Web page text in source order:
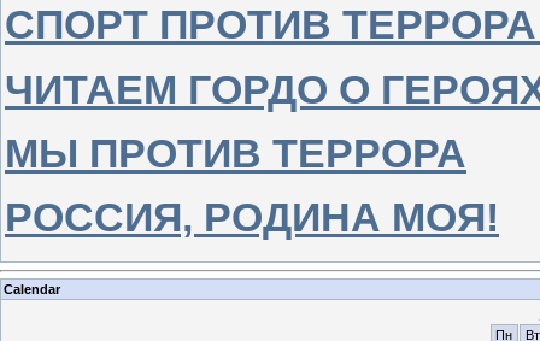
СПОРТ ПРОТИВ
ЧИТАЕМ ГОРДО О
МЫ ПРОТИВ ТЕРРОРА
РОССИЯ, РОДИНА МОЯ!
Calendar
Пн
Вт